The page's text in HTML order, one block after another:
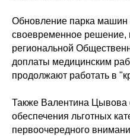
Обновление парка машин
своевременное решение,
региональной
доплаты медицинским
продолжают работать в
Также Валентина Цывова
обеспечения льготных
первоочередного